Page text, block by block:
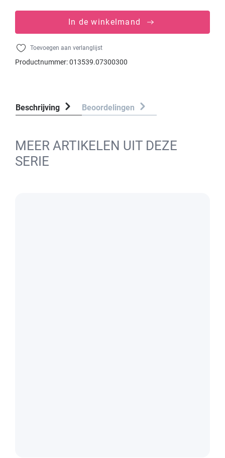
In de winkelmand
Toevoegen aan verlanglijst
Productnummer:013539.07300300
Beschrijving Beoordelingen
MEER ARTIKELEN UIT DEZE
SERIE